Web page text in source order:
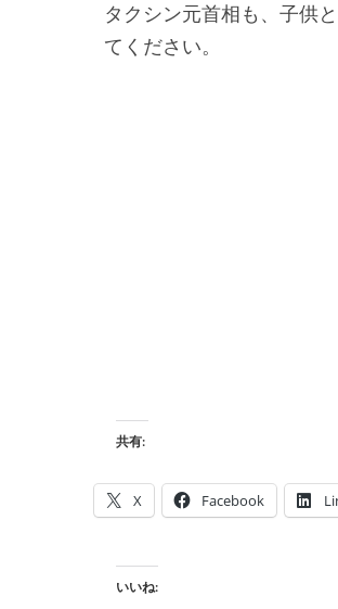
タクシン元首相も、子供
てください。
共有:
X Facebook
いいね: